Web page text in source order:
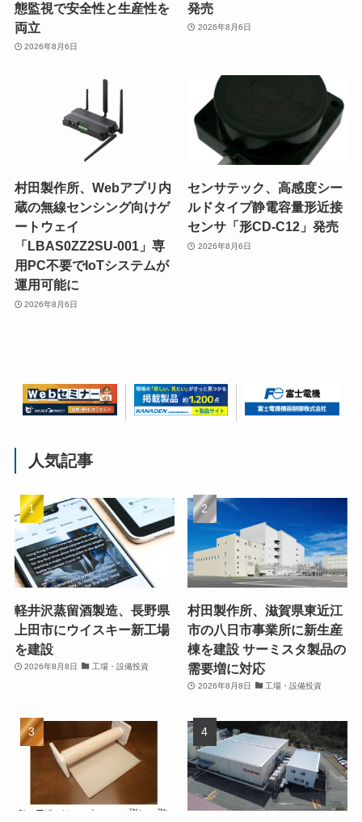
態監視で安全性と生産性を
両立
2026年8月6日
発売
2026年8月6日
村田製作所、Webアプリ内
蔵の無線センシング向けゲ
ートウェイ
「LBAS0ZZ2SU-001」専
用PC不要でIoTシステムが
運用可能に
2026年8月6日
センサテック、高感度シー
ルドタイプ静電容量形近接
センサ「形CD-C12」発売
2026年8月6日
人気記事
軽井沢蒸留酒製造、長野県
上田市にウイスキー新工場
を建設
2026年8月8日 工場・設備投資
村田製作所、滋賀県東近江
市の八日市事業所に新生産
棟を建設 サーミスタ製品の
需要増に対応
2026年8月8日 工場・設備投資